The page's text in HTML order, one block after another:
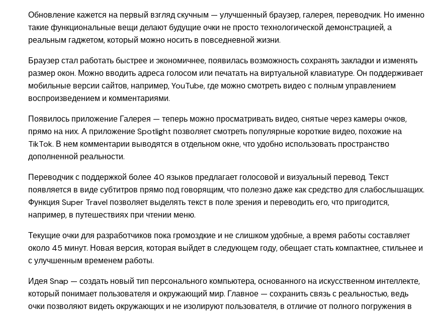
Обновление кажется на первый взгляд скучным — улучшенный браузер, галерея, переводчик. Но именно
такие функциональные вещи делают будущие очки не просто технологической демонстрацией, а
реальным гаджетом, который можно носить в повседневной жизни.
Браузер стал работать быстрее и экономичнее, появилась возможность сохранять закладки и изменять
размер окон. Можно вводить адреса голосом или печатать на виртуальной клавиатуре. Он поддерживает
мобильные версии сайтов, например, YouTube, где можно смотреть видео с полным управлением
воспроизведением и комментариями.
Появилось приложение Галерея — теперь можно просматривать видео, снятые через камеры очков,
прямо на них. А приложение Spotlight позволяет смотреть популярные короткие видео, похожие на
TikTok. В нем комментарии выводятся в отдельном окне, что удобно использовать пространство
дополненной реальности.
Переводчик с поддержкой более 40 языков предлагает голосовой и визуальный перевод. Текст
появляется в виде субтитров прямо под говорящим, что полезно даже как средство для слабослышащих.
Функция Super Travel позволяет выделять текст в поле зрения и переводить его, что пригодится,
например, в путешествиях при чтении меню.
Текущие очки для разработчиков пока громоздкие и не слишком удобные, а время работы составляет
около 45 минут. Новая версия, которая выйдет в следующем году, обещает стать компактнее, стильнее и
с улучшенным временем работы.
Идея Snap — создать новый тип персонального компьютера, основанного на искусственном интеллекте,
который понимает пользователя и окружающий мир. Главное — сохранить связь с реальностью, ведь
очки позволяют видеть окружающих и не изолируют пользователя, в отличие от полного погружения в